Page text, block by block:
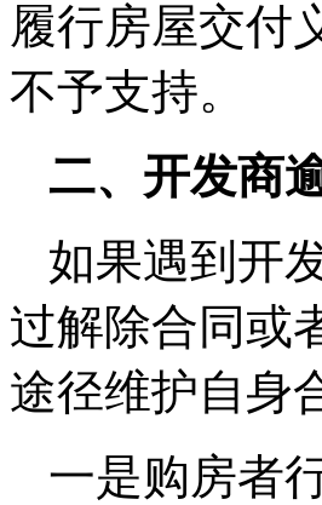
履行房屋交付
不予支持。
二、开发商
如果遇到开
过解除合同或
途径维护自身
一是购房者